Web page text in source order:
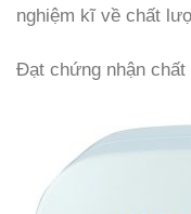
nghiệm kĩ về chất
Đạt chứng nhận